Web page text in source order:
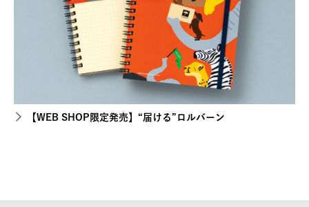
【WEB SHOP限定発売】“届ける”ロルバーン